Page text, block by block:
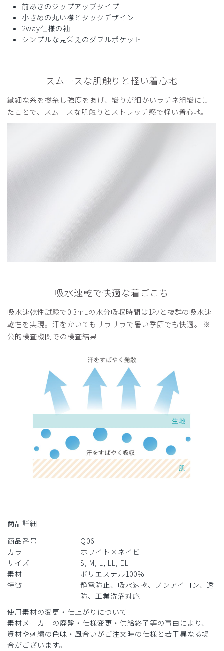
前あきのジップアップタイプ
小さめの丸い襟とタックデザイン
2way仕様の袖
シンプルな見栄えのダブルポケット
スムースな肌触りと軽い着心地
繊細な糸を撚糸し強度をあげ、織りが細かいラチネ組織にし
たことで、スムースな肌触りとストレッチ感で軽い着心地。
吸水速乾で快適な着ごこち
吸水速乾性試験で0.3mLの水分吸収時間は1秒と抜群の吸水速
乾性を実現。汗をかいてもサラサラで暑い季節でも快適。 ※
公的検査機関での検査結果
商品詳細
商品番号
Q06
カラー
ホワイト×ネイビー
サイズ
S, M, L, LL, EL
素材
ポリエステル100%
特徴
静電防止、吸水速乾、ノンアイロン、透
防、工業洗濯対応
使用素材の変更・仕上がりについて
素材メーカーの廃盤・仕様変更・供給終了等の事由により、
資材や刺繍の色味・風合いがご注文時の仕様と若干異なる場
合がございます。